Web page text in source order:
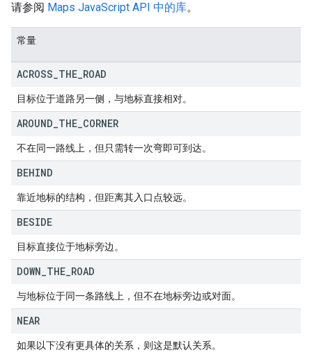
请参阅 Maps JavaScript API 中的库。
常量
ACROSS THE ROAD
目标位于道路另一侧，与地标直接相对。
AROUND THE CORNER
不在同一路线上，但只需转一次弯即可到达。
BEHIND
靠近地标的结构，但距离其入口点较远。
BESIDE
目标直接位于地标旁边。
DOWN THE ROAD
与地标位于同一条路线上，但不在地标旁边或对面。
NEAR
如果以下没有更具体的关系，则这是默认关系。